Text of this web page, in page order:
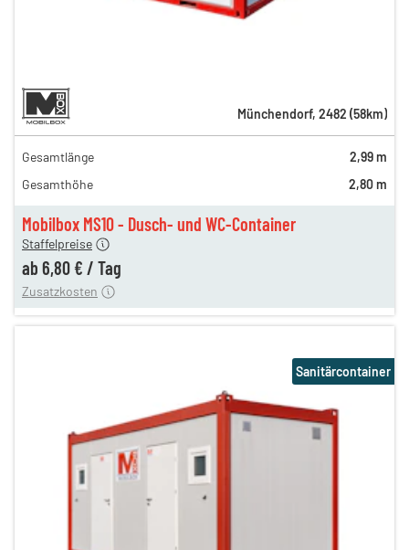
Mobilbox MS10 - Dusch- und WC-Container
Staffelpreise
ab 6,80 € / Tag
74,00 €
55,00 €
Zusatzkosten
Münchendorf, 2482 (58km)
Gesamtlänge
2,99 m
Gesamthöhe
2,80 m
Sanitärcontainer